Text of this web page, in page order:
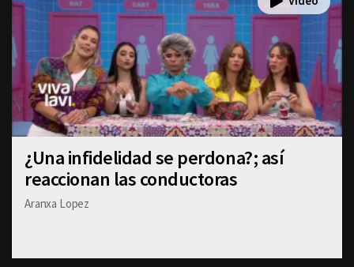
¿Una infidelidad se perdona?; así
reaccionan las conductoras
Aranxa Lopez